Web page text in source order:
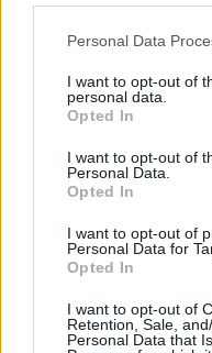
This information may
disclose it to other third
Please note that this
services and may
not limited to your visit
grant or deny consent to
consent section.
Personal Data
I want to opt-out of
personal data.
Opted In
I want to opt-out of
Personal Data.
Opted In
I want to opt-out of
Personal Data for
Opted In
I want to opt-out of
Retention, Sale,
Personal Data that
Investieren24
News Hub UK